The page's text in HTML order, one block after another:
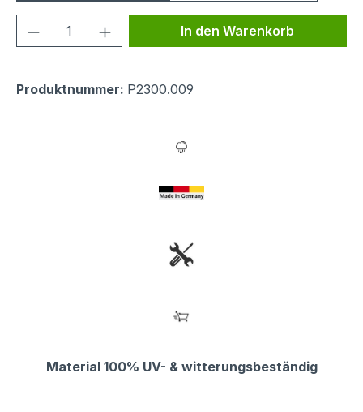
Produkt Anzahl: Gib denIn den Warenkorb
Produktnummer: P2300.009
Material 100% UV- & witterungsbeständig